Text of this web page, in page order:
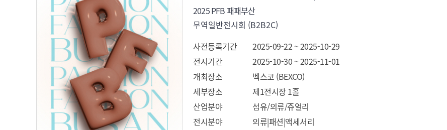
2025 PFB 패패부산
무역일반전시회 (B2B2C)
사전등록기간
2025-09-22 ~ 2025-10-29
전시기간
2025-10-30 ~ 2025-11-01
개최장소
벡스코 (BEXCO)
세부장소
제1전시장 1홀
산업분야
섬유/의류/쥬얼리
전시분야
의류|패션|액세서리